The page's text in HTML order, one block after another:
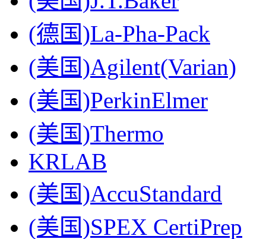
(德国)La-Pha-Pack
(美国)Agilent(Varian)
(美国)PerkinElmer
(美国)Thermo
KRLAB
(美国)AccuStandard
(美国)SPEX CertiPrep